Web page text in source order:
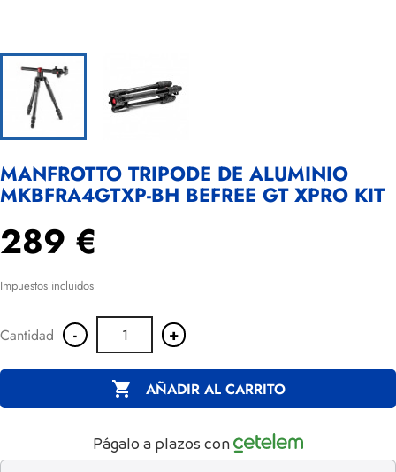
MANFROTTO TRIPODE DE ALUMINIO
MKBFRA4GTXP-BH BEFREE GT XPRO KIT
289 €
Impuestos incluidos
Cantidad - +
 AÑADIR AL CARRITO
Págalo a plazos con